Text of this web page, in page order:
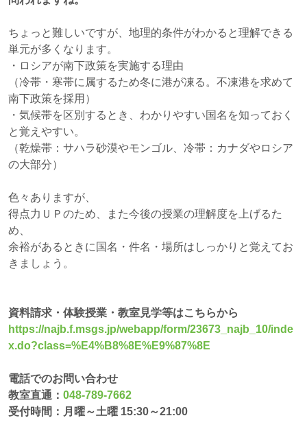
ちょっと難しいですが、地理的条件がわかると理解できる
単元が多くなります。
・ロシアが南下政策を実施する理由
（冷帯・寒帯に属するため冬に港が凍る。不凍港を求めて
南下政策を採用）
・気候帯を区別するとき、わかりやすい国名を知っておく
と覚えやすい。
（乾燥帯：サハラ砂漠やモンゴル、冷帯：カナダやロシア
の大部分）
色々ありますが、
得点力ＵＰのため、また今後の授業の理解度を上げるた
め、
余裕があるときに国名・件名・場所はしっかりと覚えてお
きましょう。
資料請求・体験授業・教室見学等はこちらから
https://najb.f.msgs.jp/webapp/form/23673_najb_10/inde
x.do?class=%E4%B8%8E%E9%87%8E
電話でのお問い合わせ
教室直通： 048-789-7662
受付時間：月曜～土曜 15:30～21:00